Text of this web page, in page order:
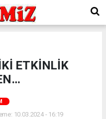
ETKİNLİK
10.03.2024 - 16:19